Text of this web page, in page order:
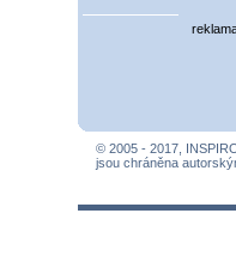
© 2005 - 2017,
jsou chráněna